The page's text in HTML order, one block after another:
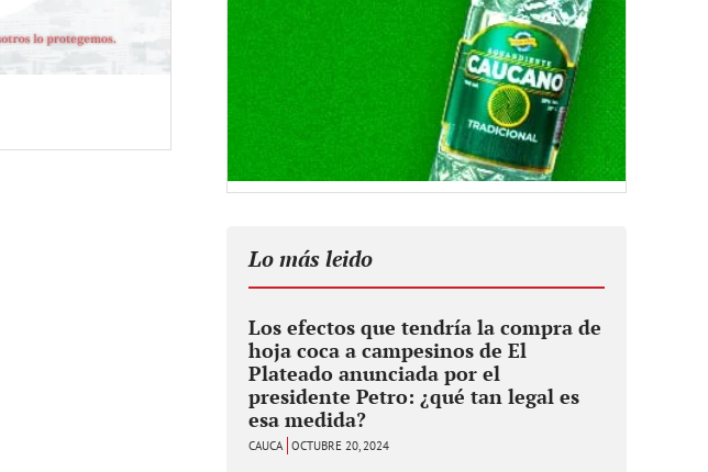
Lo más leido
Los efectos que tendría la compra de
hoja coca a campesinos de El
Plateado anunciada por el
presidente Petro: ¿qué tan legal es
esa medida?
CAUCA OCTUBRE 20, 2024